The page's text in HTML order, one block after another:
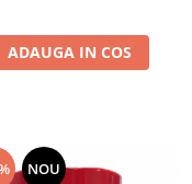
ADAUGA IN COS
NOU